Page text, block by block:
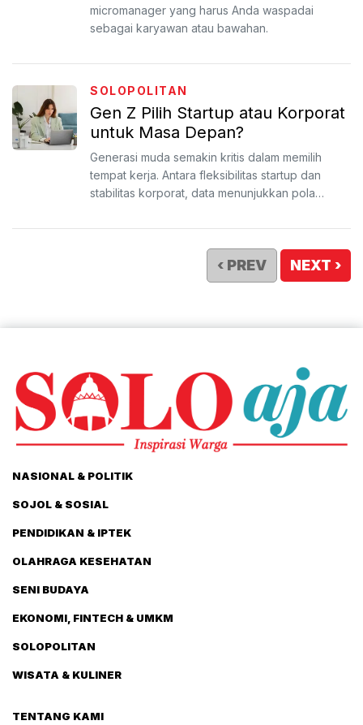
micromanager yang harus Anda waspadai
sebagai karyawan atau bawahan.
SOLOPOLITAN
Gen Z Pilih Startup atau Korporat
untuk Masa Depan?
Generasi muda semakin kritis dalam memilih
tempat kerja. Antara fleksibilitas startup dan
stabilitas korporat, data menunjukkan pola
‹ PREV NEXT ›
NASIONAL & POLITIK
SOJOL & SOSIAL
PENDIDIKAN & IPTEK
OLAHRAGA KESEHATAN
SENI BUDAYA
EKONOMI, FINTECH & UMKM
SOLOPOLITAN
WISATA & KULINER
TENTANG KAMI